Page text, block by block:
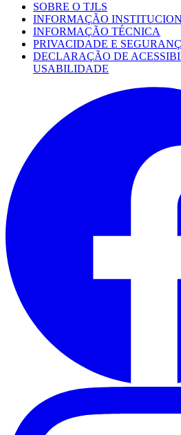
SOBRE O TJLS
INFORMAÇÃO
INFORMAÇÃO TÉCNICA
PRIVACIDADE E
DECLARAÇÃO DE
USABILIDADE